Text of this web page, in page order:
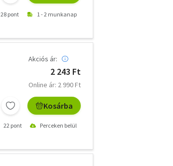
28 pont 1 - 2 munkanap
Akciós ár:
2 243 Ft
Online ár: 2 990 Ft
Kosárba
22 pont Perceken belül